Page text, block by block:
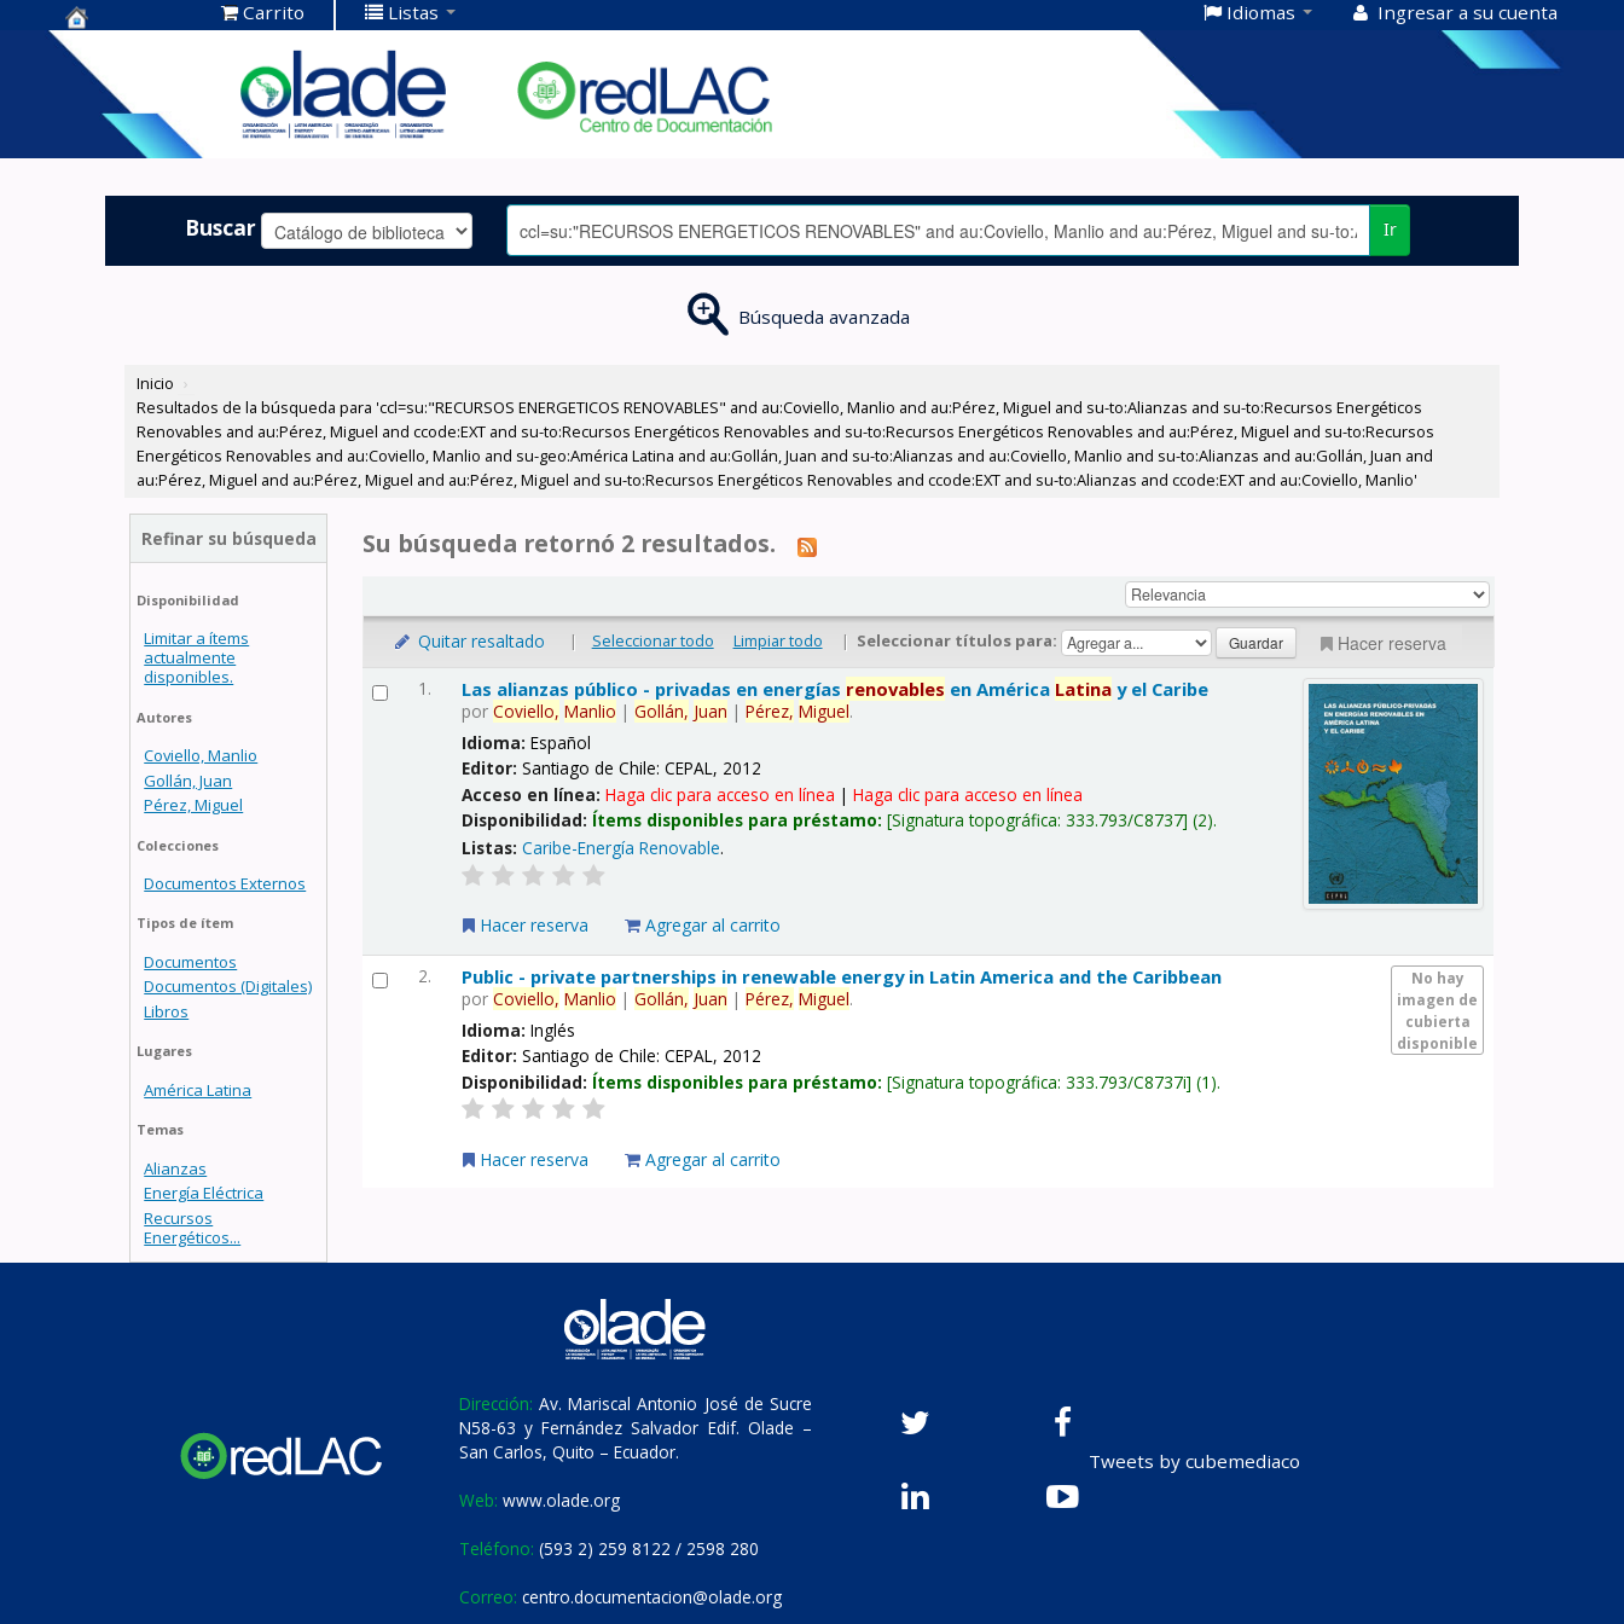
Centro de
Documentación
OLADE -
Carrito Listas Idiomas Ingresar a su cuenta
Buscar Ir
Búsqueda avanzada
Inicio ›
Resultados de la búsqueda para 'ccl=su:"RECURSOS ENERGETICOS RENOVABLES" and au:Coviello, Manlio and au:Pérez, Miguel and su-to:Alianzas and su-to:Recursos Energéticos
Renovables and au:Pérez, Miguel and ccode:EXT and su-to:Recursos Energéticos Renovables and su-to:Recursos Energéticos Renovables and au:Pérez, Miguel and su-to:Recursos
Energéticos Renovables and au:Coviello, Manlio and su-geo:América Latina and au:Gollán, Juan and su-to:Alianzas and au:Coviello, Manlio and su-to:Alianzas and au:Gollán, Juan and
au:Pérez, Miguel and au:Pérez, Miguel and au:Pérez, Miguel and su-to:Recursos Energéticos Renovables and ccode:EXT and su-to:Alianzas and ccode:EXT and au:Coviello, Manlio'
Refinar su búsqueda
Disponibilidad
Limitar a ítems
actualmente
disponibles.
Autores
Coviello, Manlio
Gollán, Juan
Pérez, Miguel
Colecciones
Documentos Externos
Tipos de ítem
Documentos
Documentos (Digitales)
Libros
Lugares
América Latina
Temas
Alianzas
Energía Eléctrica
Recursos
Energéticos...
Su búsqueda retornó 2 resultados.
Quitar resaltado | Seleccionar todo Limpiar todo | Seleccionar títulos para: Hacer reserva
1. Las alianzas público - privadas en energías renovables en América Latina y el Caribe
porCoviello, Manlio |Gollán, Juan |Pérez, Miguel.
Idioma:Español
Editor:Santiago de Chile: CEPAL, 2012
Acceso en línea:Haga clic para acceso en línea |Haga clic para acceso en línea
Disponibilidad: Ítems disponibles para préstamo: Signatura topográfica:333.793/C8737 (2).
Listas: Caribe-Energía Renovable.
Hacer reserva Agregar al carrito
2.
No hay
imagen de
cubierta
disponible
Public - private partnerships in renewable energy in Latin America and the Caribbean
porCoviello, Manlio |Gollán, Juan |Pérez, Miguel.
Idioma:Inglés
Editor:Santiago de Chile: CEPAL, 2012
Disponibilidad: Ítems disponibles para préstamo: Signatura topográfica:333.793/C8737i (1).
Hacer reserva Agregar al carrito
Dirección: Av. Mariscal Antonio José de Sucre
N58-63 y Fernández Salvador Edif. Olade –
San Carlos, Quito – Ecuador.
Web: www.olade.org
Teléfono: (593 2) 259 8122 / 2598 280
Correo: centro.documentacion@olade.org
Tweets by cubemediaco